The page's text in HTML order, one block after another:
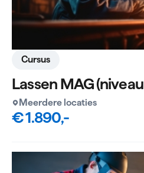
Lassen MAG (niveau
Cursus
Meerdere locaties
€ 1.890,-